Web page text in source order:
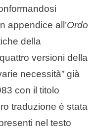
appendice all’Ordo
della
versioni della
necessità” già
con il titolo
traduzione è stata
nel testo